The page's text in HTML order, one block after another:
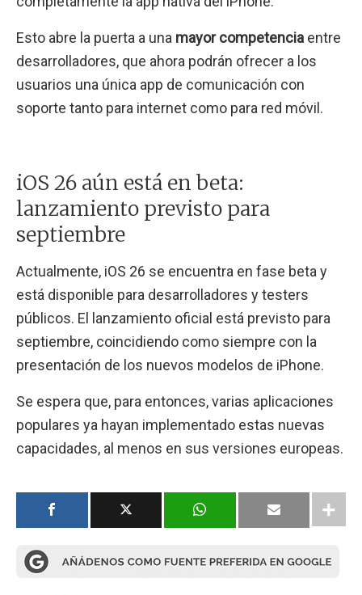
Esto abre la puerta a una mayor competencia entre
desarrolladores, que ahora podrán ofrecer a los
usuarios una única app de comunicación con
soporte tanto para internet como para red móvil.
iOS 26 aún está en beta:
lanzamiento previsto para
septiembre
Actualmente, iOS 26 se encuentra en fase beta y
está disponible para desarrolladores y testers
públicos. El lanzamiento oficial está previsto para
septiembre, coincidiendo como siempre con la
presentación de los nuevos modelos de iPhone.
Se espera que, para entonces, varias aplicaciones
populares ya hayan implementado estas nuevas
capacidades, al menos en sus versiones europeas.